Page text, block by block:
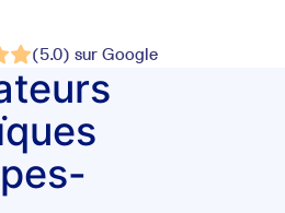
(5.0) sur Google